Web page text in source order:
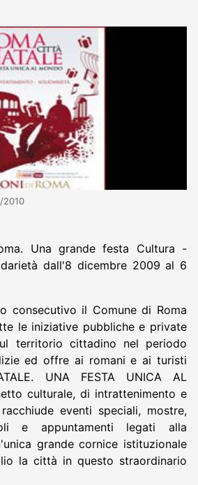
2010
Una grande festa Cultura -
dall'8 dicembre 2009 al 6
consecutivo il Comune di Roma
le iniziative pubbliche e private
territorio cittadino nel periodo
ed offre ai romani e ai turisti
UNA FESTA UNICA AL
culturale, di intrattenimento e
eventi speciali, mostre,
e appuntamenti legati alla
grande cornice istituzionale
la città in questo straordinario